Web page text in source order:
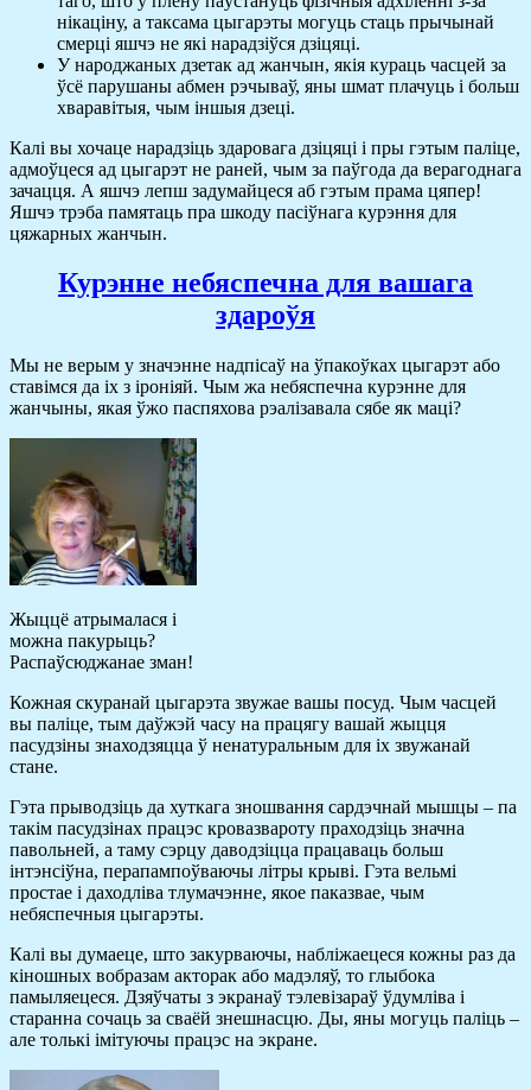
нікаціну, а таксама цыгарэты могуць стаць прычынай
смерці яшчэ не які нарадзіўся дзіцяці.
У народжаных дзетак ад жанчын, якія кураць часцей за
ўсё парушаны абмен рэчываў, яны шмат плачуць і больш
хваравітыя, чым іншыя дзеці.
Калі вы хочаце нарадзіць здаровага дзіцяці і пры гэтым паліце,
адмоўцеся ад цыгарэт не раней, чым за паўгода да верагоднага
зачацця. А яшчэ лепш задумайцеся аб гэтым прама цяпер!
Яшчэ трэба памятаць пра шкоду пасіўнага курэння для
цяжарных жанчын.
Курэнне небяспечна для вашага
здароўя
Мы не верым у значэнне надпісаў на ўпакоўках цыгарэт або
ставімся да іх з іроніяй. Чым жа небяспечна курэнне для
жанчыны, якая ўжо паспяхова рэалізавала сябе як маці?
Жыццё атрымалася і
можна пакурыць?
Распаўсюджанае зман!
Кожная скуранай цыгарэта звужае вашы посуд. Чым часцей
вы паліце, тым даўжэй часу на працягу вашай жыцця
пасудзіны знаходзяцца ў ненатуральным для іх звужанай
стане.
Гэта прыводзіць да хуткага зношвання сардэчнай мышцы – па
такім пасудзінах працэс кровазвароту праходзіць значна
павольней, а таму сэрцу даводзіцца працаваць больш
інтэнсіўна, перапампоўваючы літры крыві. Гэта вельмі
простае і даходліва тлумачэнне, якое паказвае, чым
небяспечныя цыгарэты.
Калі вы думаеце, што закурваючы, набліжаецеся кожны раз да
кіношных вобразам акторак або мадэляў, то глыбока
памыляецеся. Дзяўчаты з экранаў тэлевізараў ўдумліва і
старанна сочаць за сваёй знешнасцю. Ды, яны могуць паліць –
але толькі імітуючы працэс на экране.